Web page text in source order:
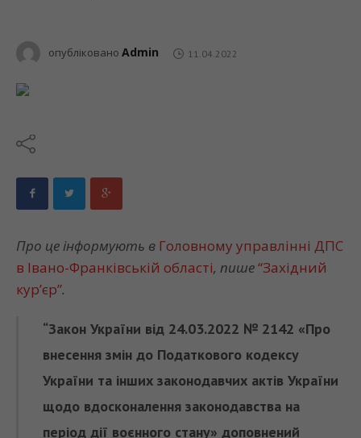
опубліковано Admin 11.04.2022
Про це інформують в Головному управлінні ДПС
в Івано-Франківській області, пише“Західний
кур’єр”.
“Закон України від 24.03.2022 № 2142 «Про
внесення змін до Податкового кодексу
України та інших законодавчих актів України
щодо вдосконалення законодавства на
період дії воєнного стану» доповнений